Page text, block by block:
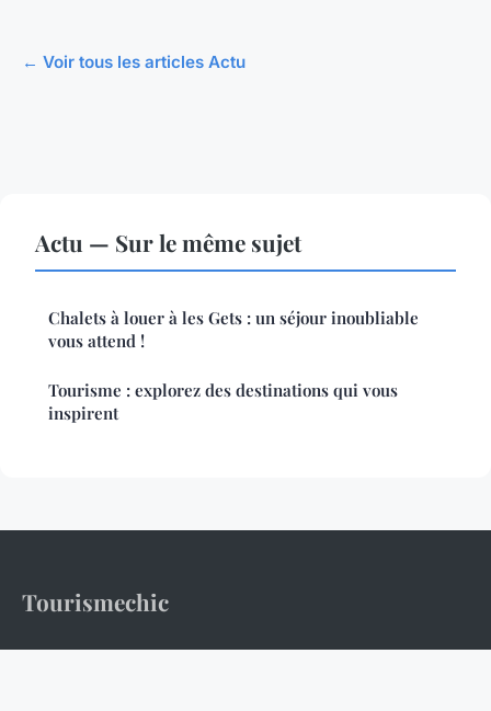
← Voir tous les articles Actu
Actu — Sur le même sujet
Chalets à louer à les Gets : un séjour inoubliable
vous attend !
Tourisme : explorez des destinations qui vous
inspirent
Tourismechic